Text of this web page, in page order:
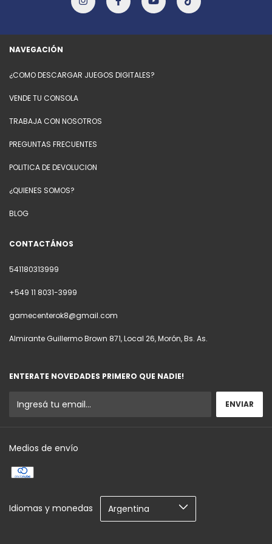
NAVEGACIÓN
¿COMO DESCARGAR JUEGOS DIGITALES?
VENDE TU CONSOLA
TRABAJA CON NOSOTROS
PREGUNTAS FRECUENTES
POLITICA DE DEVOLUCION
¿QUIENES SOMOS?
BLOG
CONTACTÁNOS
541180313999
+549 11 8031-3999
gamecenterok8@gmail.com
Almirante Guillermo Brown 871, Local 26, Morón, Bs. As.
ENTERATE NOVEDADES PRIMERO QUE NADIE!
Medios de envío
Idiomas y monedas